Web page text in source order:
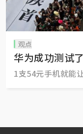
观点
华为成功测试
1支54元手机就能